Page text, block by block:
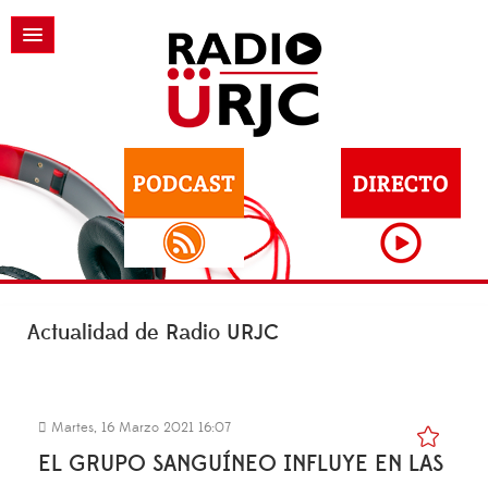
Actualidad de Radio URJC
Martes, 16 Marzo 2021 16:07
EL GRUPO SANGUÍNEO INFLUYE EN LAS